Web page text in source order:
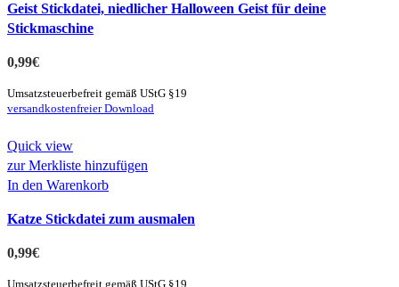
Geist Stickdatei, niedlicher Halloween Geist für deine
Stickmaschine
0,99€
Umsatzsteuerbefreit gemäß UStG §19
versandkostenfreier Download
Quick view
zur Merkliste hinzufügen
In den Warenkorb
Katze Stickdatei zum ausmalen
0,99€
Umsatzsteuerbefreit gemäß UStG §19